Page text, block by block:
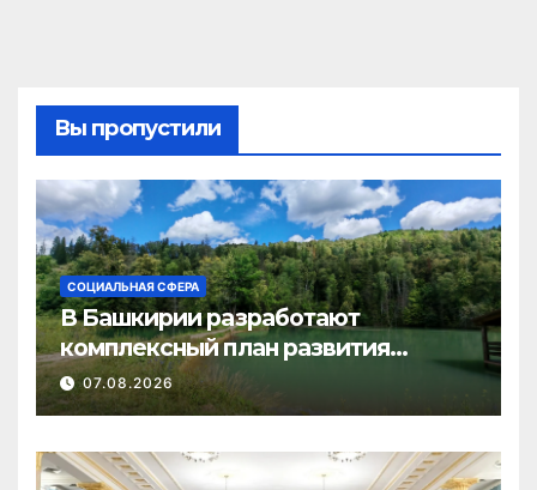
Вы пропустили
СОЦИАЛЬНАЯ СФЕРА
В Башкирии разработают
комплексный план развития
туризма в Нуримановском районе
07.08.2026